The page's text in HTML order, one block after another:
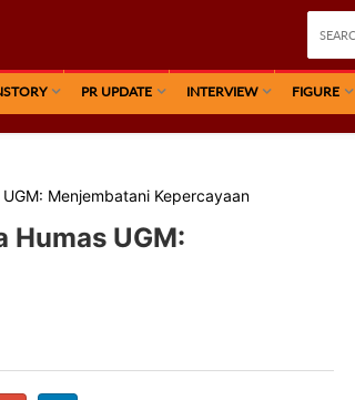
PR UPDATE INTERVIEW FIGURE
Menjembatani Kepercayaan
UGM: